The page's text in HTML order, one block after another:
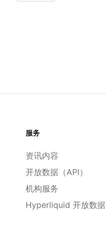
服务
资讯内容
开放数据（API）
机构服务
Hyperliquid 开放数据